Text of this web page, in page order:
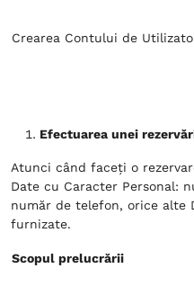
Crearea Contului de
Efectuarea unei
Atunci când faceți o
Date cu Caracter Personal:
număr de telefon, orice alte
furnizate.
Scopul prelucrării